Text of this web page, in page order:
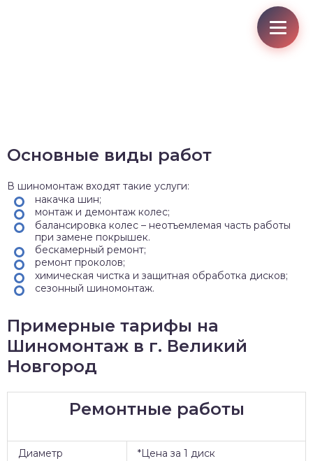
Основные виды работ
В шиномонтаж входят такие услуги:
накачка шин;
монтаж и демонтаж колес;
балансировка колес – неотъемлемая часть работы
при замене покрышек.
бескамерный ремонт;
ремонт проколов;
химическая чистка и защитная обработка дисков;
сезонный шиномонтаж.
Примерные тарифы на
Шиномонтаж в г. Великий
Новгород
Ремонтные работы
Диаметр
*Цена за 1 диск